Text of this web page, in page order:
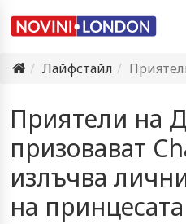
Лайфстайл
Приятели на
Приятели на
призовават
излъчва
на принцесата